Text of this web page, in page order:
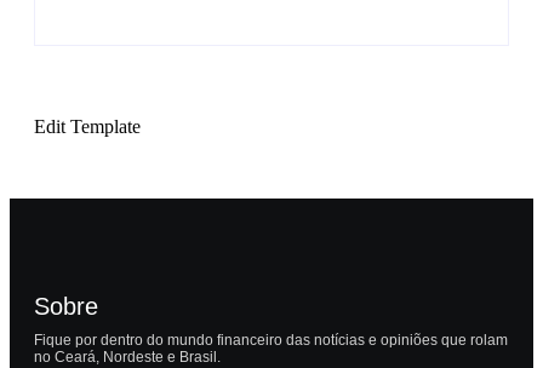
Edit Template
Sobre
Fique por dentro do mundo financeiro das notícias e opiniões que rolam
no Ceará, Nordeste e Brasil.